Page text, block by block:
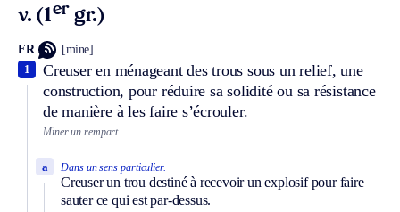
v. (1er gr.)
FR [mine]
Creuser en ménageant des trous sous un relief, une
construction, pour réduire sa solidité ou sa résistance
de manière à les faire s’écrouler.
1
Miner un rempart.
Dans un sens particulier.
Creuser un trou destiné à recevoir un explosif pour faire
sauter ce qui est par-dessus.
a